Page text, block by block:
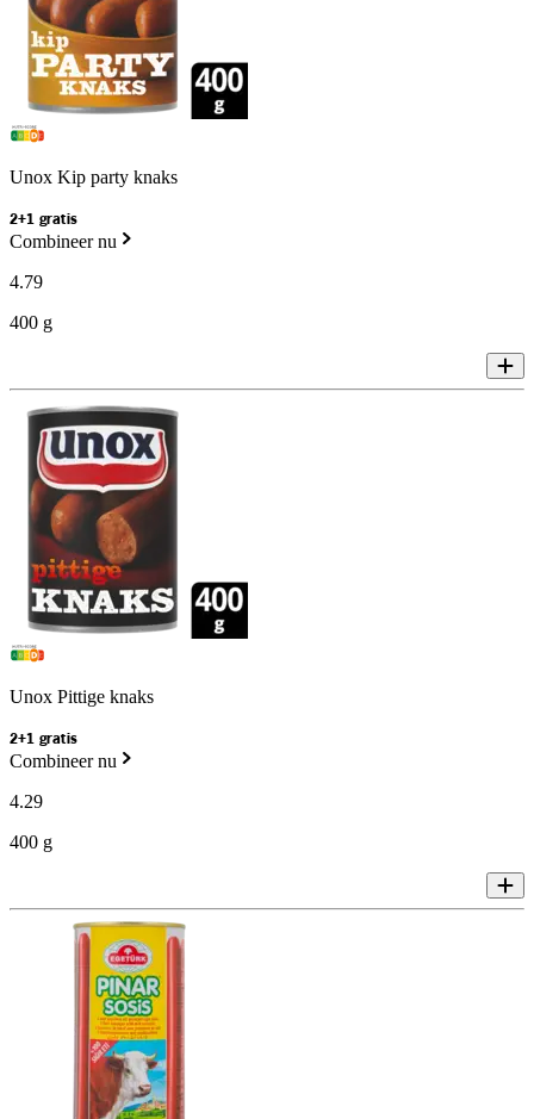
Unox Kip party knaks
2+1 gratis
Combineer nu
4.79
400 g
Unox Pittige knaks
2+1 gratis
Combineer nu
4.29
400 g